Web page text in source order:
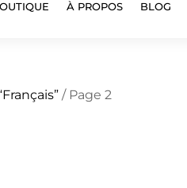
À PROPOS BLOG
/ Page 2